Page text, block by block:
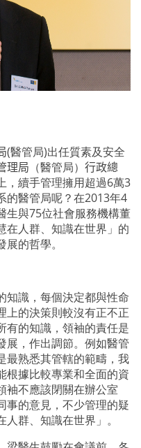
(醫管局)出任質素及安全
理局 （醫管局） 行政總
，續手管理擁用超過6萬3
的醫管局呢？在2013年4
生與75位社會服務機構董
在人群、知識在世界」的
的哲學。
知識，每個決定都與性命
上的決策則較沒有正不正
有的知識，領袖的責任是
展，作出調節。例如醫管
最熟悉其管轄的範疇，我
根據比較專業和全面的資
袖不應該閉關在辦公室
事的意見，不少管理的疑
群、知識在世界」。